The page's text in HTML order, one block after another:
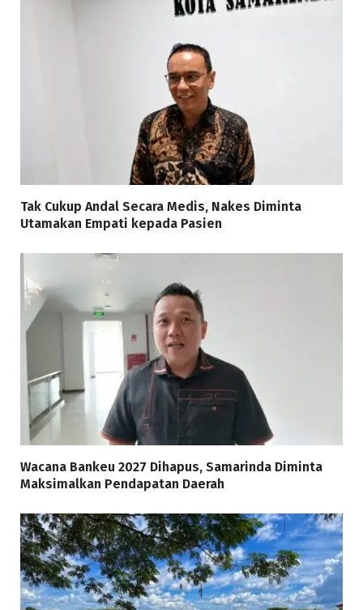
Tak Cukup Andal Secara Medis, Nakes Diminta
Utamakan Empati kepada Pasien
Wacana Bankeu 2027 Dihapus, Samarinda Diminta
Maksimalkan Pendapatan Daerah